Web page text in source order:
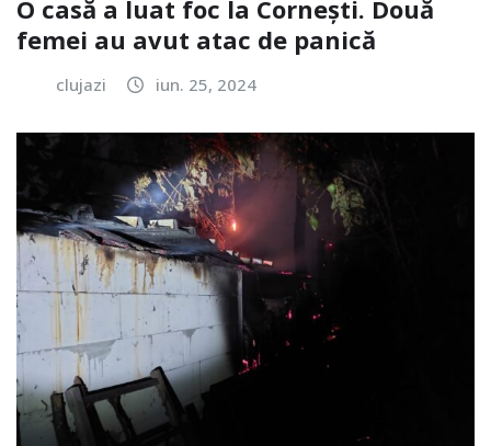
O casă a luat foc la Cornești. Două
femei au avut atac de panică
clujazi iun. 25, 2024